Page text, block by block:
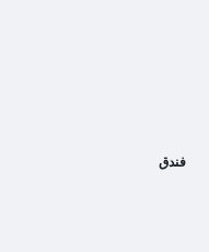
فندق